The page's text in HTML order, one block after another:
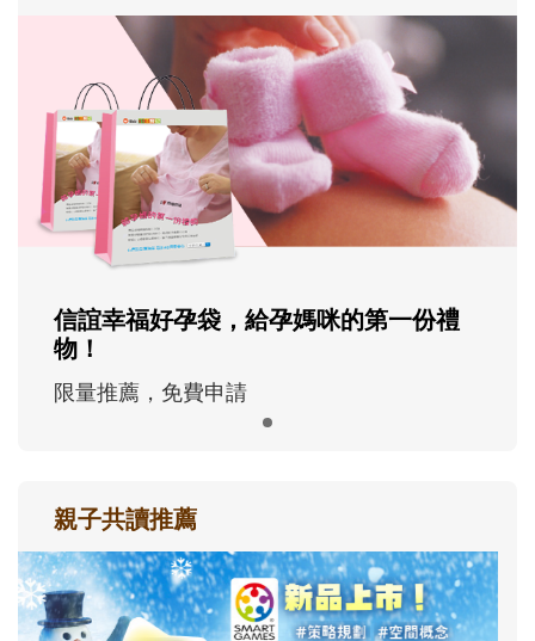
信誼幸福好孕袋，給孕媽咪的第一份禮
物！
限量推薦，免費申請
親子共讀推薦